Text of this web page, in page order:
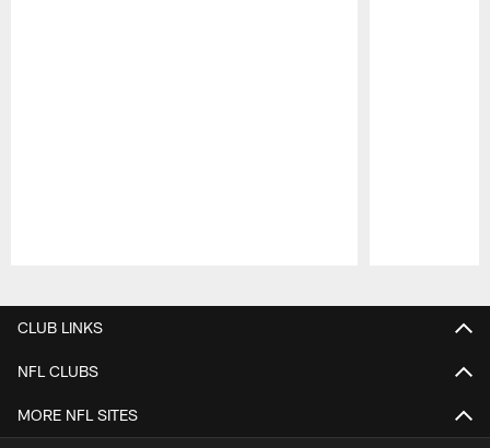
CLUB LINKS
NFL CLUBS
MORE NFL SITES